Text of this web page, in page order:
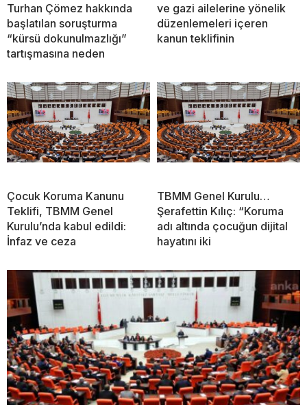
Turhan Çömez hakkında
başlatılan soruşturma
“kürsü dokunulmazlığı”
tartışmasına neden
ve gazi ailelerine yönelik
düzenlemeleri içeren
kanun teklifinin
Çocuk Koruma Kanunu
Teklifi, TBMM Genel
Kurulu’nda kabul edildi:
İnfaz ve ceza
TBMM Genel Kurulu…
Şerafettin Kılıç: “Koruma
adı altında çocuğun dijital
hayatını iki